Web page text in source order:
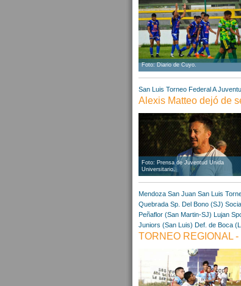
Foto: Diario de Cuyo.
San Luis Torneo Federal A
Alexis Matteo dejó de
Foto: Prensa de Juventud Unida
Universitario.
Mendoza San Juan San Luis
Quebrada Sp. Del Bono (SJ)
Peñaflor (San Martin-SJ) Lujan
Juniors (San Luis) Def. de Boca
TORNEO REGIONAL